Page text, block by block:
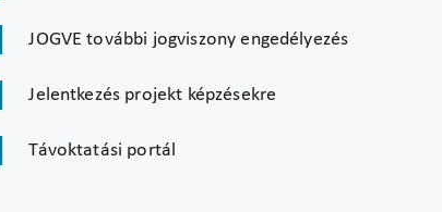
JOGVE további jogviszony engedélyezés
Jelentkezés projekt képzésekre
Távoktatási portál